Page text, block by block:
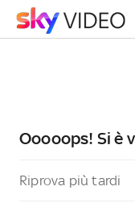
Ooooops! Si è
Riprova più tardi